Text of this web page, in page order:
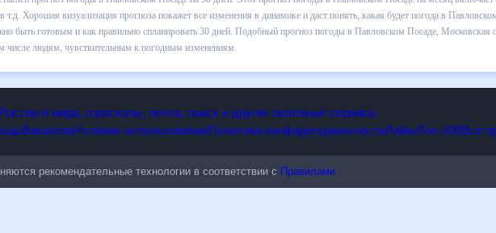
по дневной температуре , выпадении осадков т.д. Хорошая визуализация прогноза
какая будет погода в Павловском Посаде в ближайший месяц, к каким изменениям нужно
30 дней. Подобный прогноз погоды в Павловском Посаде, Московская область, Россия,
и мира, гороскопы, почта, поиск и другие полезные сервисы
рекомендательные технологии в соответствии сПравилами